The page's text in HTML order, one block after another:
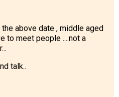
the above date , middle aged
to meet people ....not a
talk..
канал